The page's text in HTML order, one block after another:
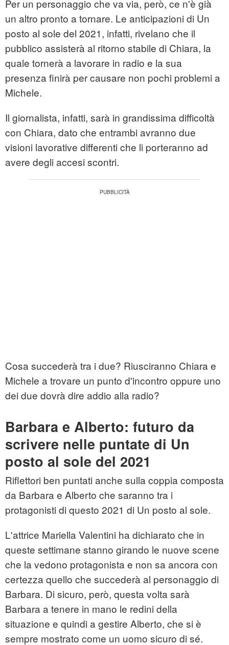
Per un personaggio che va via, però, ce n'è già
un altro pronto a tornare. Le anticipazioni di Un
posto al sole del 2021, infatti, rivelano che il
pubblico assisterà al ritorno stabile di Chiara, la
quale tornerà a lavorare in radio e la sua
presenza finirà per causare non pochi problemi a
Michele.
Il giornalista, infatti, sarà in grandissima difficoltà
con Chiara, dato che entrambi avranno due
visioni lavorative differenti che li porteranno ad
avere degli accesi scontri.
Cosa succederà tra i due? Riusciranno Chiara e
Michele a trovare un punto d'incontro oppure uno
dei due dovrà dire addio alla radio?
Barbara e Alberto: futuro da
scrivere nelle puntate di Un
posto al sole del 2021
Riflettori ben puntati anche sulla coppia composta
da Barbara e Alberto che saranno tra i
protagonisti di questo 2021 di Un posto al sole.
L'attrice Mariella Valentini ha dichiarato che in
queste settimane stanno girando le nuove scene
che la vedono protagonista e non sa ancora con
certezza quello che succederà al personaggio di
Barbara. Di sicuro, però, questa volta sarà
Barbara a tenere in mano le redini della
situazione e quindi a gestire Alberto, che si è
sempre mostrato come un uomo sicuro di sé.